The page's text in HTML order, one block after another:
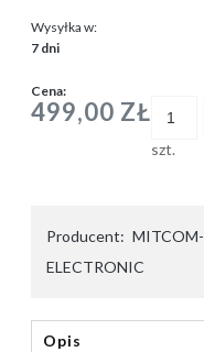
Wysyłka w:
7 dni
Cena:
499,00 ZŁ
szt.
Producent: MITCOM-
ELECTRONIC
Opis